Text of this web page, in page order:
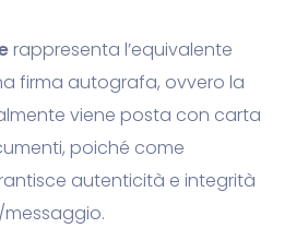
rappresenta l’equivalente
firma autografa, ovvero la
viene posta con carta
poiché come
autenticità e integrità